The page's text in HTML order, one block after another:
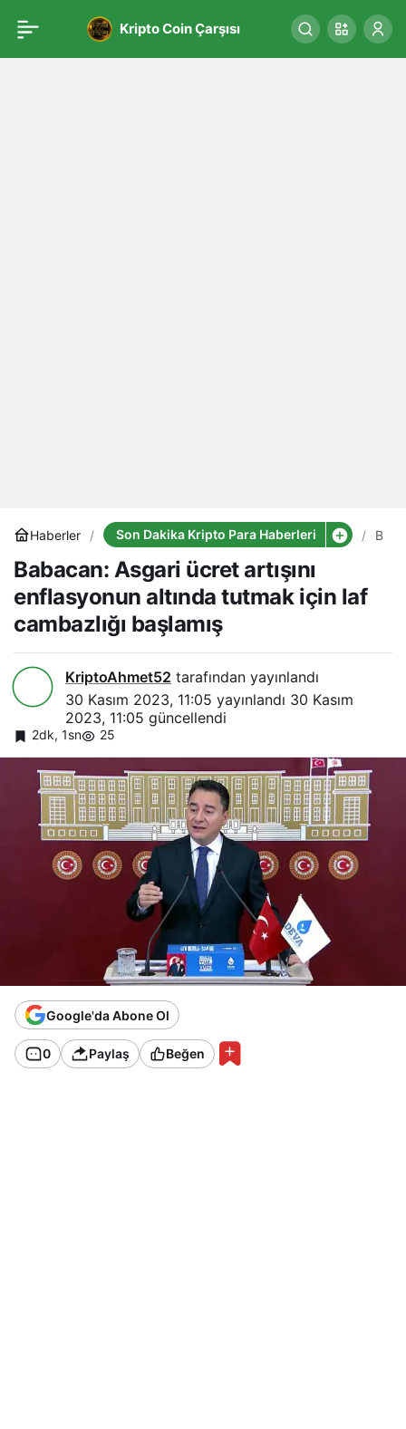
Kripto Coin Çarşısı
Haberler Son Dakika Kripto Para Haberleri
laf
Babacan: Asgari ücret artışını
enflasyonun altında tutmak için laf
cambazlığı başlamış
KriptoAhmet52 tarafından yayınlandı
30 Kasım 2023, 11:05 yayınlandı 30 Kasım
2023, 11:05 güncellendi
2dk, 1sn 25
Google'da Abone Ol
0 Paylaş Beğen